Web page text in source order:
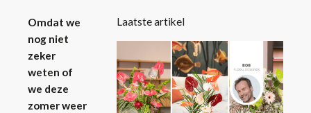
Omdat we
nog niet
zeker
weten of
we deze
zomer weer
Laatste artikel